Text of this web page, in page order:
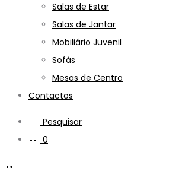
Salas de Estar
Salas de Jantar
Mobiliário Juvenil
Sofás
Mesas de Centro
Contactos
Pesquisar
0